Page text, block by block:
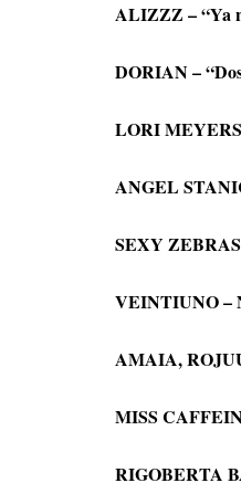
ALIZZZ – “Ya
DORIAN –
LORI
ANGEL
SEXY
VEINTIUNO –
AMAIA,
MISS
RIGOBERTA